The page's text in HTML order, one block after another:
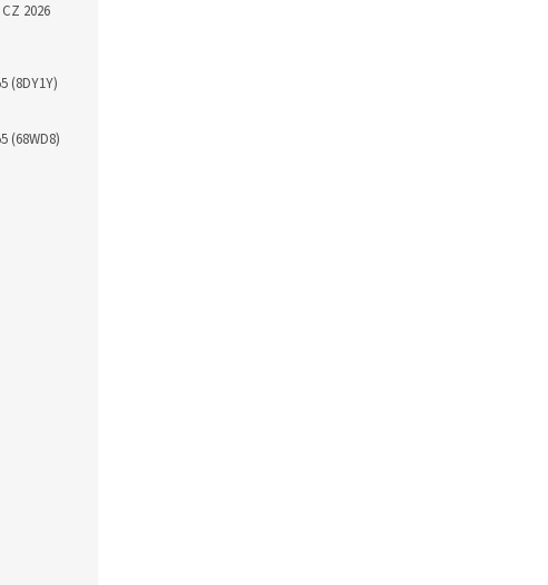
2026
(8DY1Y)
(68WD8)